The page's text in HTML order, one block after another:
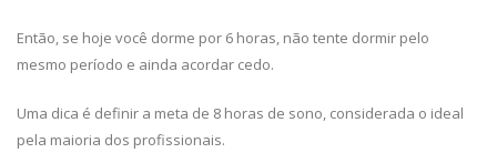
Então, se hoje você dorme por 6 horas, não tente dormir pelo
mesmo período e ainda acordar cedo.
Uma dica é definir a meta de 8 horas de sono, considerada o ideal
pela maioria dos profissionais.